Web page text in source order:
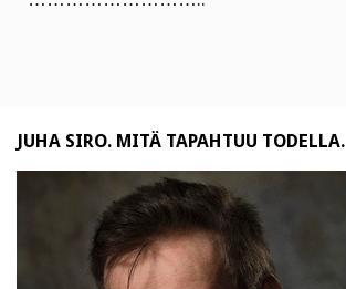
JUHA SIRO. MITÄ TAPAHTUU TODELLA.